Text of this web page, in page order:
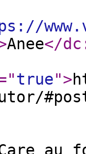
Anee</
true">
au